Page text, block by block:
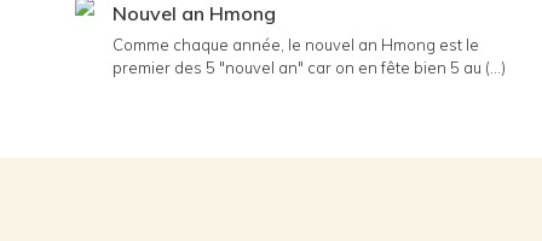
Nouvel an Hmong
Comme chaque année, le nouvel an Hmong est le
premier des 5 "nouvel an" car on en fête bien 5 au (...)